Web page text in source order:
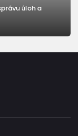
úloh a